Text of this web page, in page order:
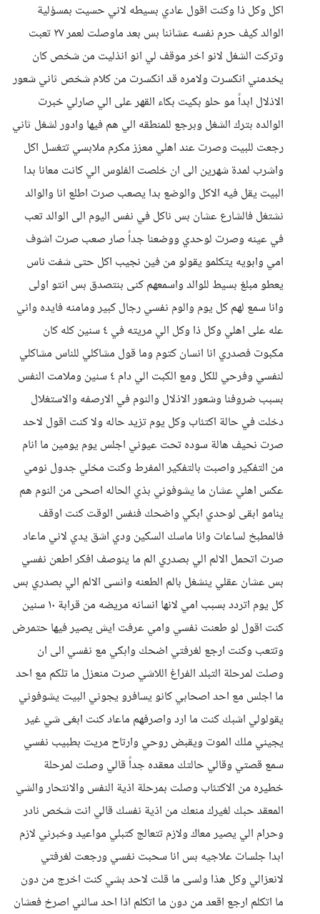
اكل وكل ذا وكنت اقول عادي بسيطه لاني حسيت بمسؤلية
الوالد كيف حرم نفسه عشاننا بس بعد ماوصلت لعمر ٢٧ تعبت
وتركت الشغل لانو اخر موقف لي انو انذليت من شخص كان
يخدمني انكسرت ولامره قد انكسرت من كلام شخص ثاني شعور
الاذلال ابداً مو حلو بكيت بكاء القهر على الي صارلي خبرت
الوالده بترك الشغل وبرجع للمنطقه الي هم فيها وادور لشغل ثاني
رجعت للبيت وصرت عند اهلي معزز مكرم ملابسي تتغسل اكل
واشرب لمدة شهرين الى ان خلصت الفلوس الي كانت معانا بدا
البيت يقل فيه الاكل والوضع بدا يصعب صرت اطلع انا والوالد
نشتغل فالشارع عشان بس ناكل في نفس اليوم الى الوالد تعب
في عينه وصرت لوحدي ووضعنا جداً صار صعب صرت اشوف
امي وابويه يتكلمو يقولو من فين نجيب اكل حتى شفت ناس
يعطو مبلغ بسيط للوالد واسمعهم كنى بنتصدق بس انتو اولى
وانا سمع لهم كل يوم والوم نفسي رجال كبير ومامنه فايده واني
عله على اهلي وكل ذا وكل الي مريته في ٤ سنين كله كان
مكبوت فصدري انا انسان كتوم وما قول مشاكلي للناس مشاكلي
لنفسي وفرحي للكل ومع الكبت الي دام ٤ سنين وملامت النفس
بسبب ضروفنا وشعور الاذلال والنوم في الارصفه والاستغلال
دخلت في حالة اكتئاب وكل يوم تزيد حاله ولا كنت اقول لاحد
صرت نحيف هالة سوده تحت عيوني اجلس يوم يومين ما انام
من التفكير واصبت بالتفكير المفرط وكنت مخلي جدول نومي
عكس اهلي عشان ما يشوفوني بذي الحاله اصحى من النوم هم
ينامو ابقى لوحدي ابكي واضحك فنفس الوقت كنت اوقف
فالمطبخ لساعات وانا ماسك السكين ودي اشق يدي لاني ماعاد
صرت اتحمل الالم الي بصدري الم ما ينوصف افكر اطعن نفسي
بس عشان عقلي ينشغل بالم الطعنه وانسى الالم الي بصدري بس
كل يوم اتردد بسبب امي لانها انسانه مريضه من قرابة ١٠ سنين
كنت اقول لو طعنت نفسي وامي عرفت ايش يصير فيها حتمرض
وتتعب وكنت ارجع لغرفتي اضحك وابكي مع نفسي الى ان
وصلت لمرحلة التبلد الفراغ اللاشي صرت منعزل ما تلكم مع احد
ما اجلس مع احد اصحابي كانو يسافرو يجوني البيت يشوفوني
يقولولي اشبك كنت ما ارد واصرفهم ماعاد كنت ابغى شي غير
يجيني ملك الموت ويقبض روحي وارتاح مريت بطبيب نفسي
سمع قصتي وقالي حالتك معقده جداً قالي وصلت لمرحلة
خطيره من الاكتئاب وصلت بمرحلة اذية النفس والانتحار والشي
المعقد حبك لغيرك منعك من اذية نفسك قالي انت شخص نادر
وحرام الي يصير معاك ولازم تتعالج كتبلي مواعيد وخبرني لازم
ابدا جلسات علاجيه بس انا سحبت نفسي ورجعت لغرفتي
لانعزالي وكل هذا ولسى ما قلت لاحد بشي كنت اخرج من دون
ما اتكلم ارجع اقعد من دون ما اتكلم اذا احد سالني اصرخ فعشان